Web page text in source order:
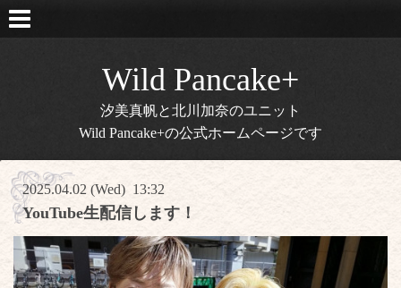
Wild Pancake+
汐美真帆と北川加奈のユニット
Wild Pancake+の公式ホームページです
2025.04.02 (Wed) 13:32
YouTube生配信します！